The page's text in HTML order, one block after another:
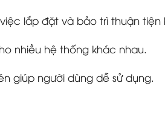
lắp đặt và bảo trì thuận tiện
nhiều hệ thống khác nhau.
giúp người dùng dễ sử dụng.